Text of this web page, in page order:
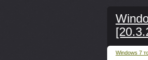
Windows 7